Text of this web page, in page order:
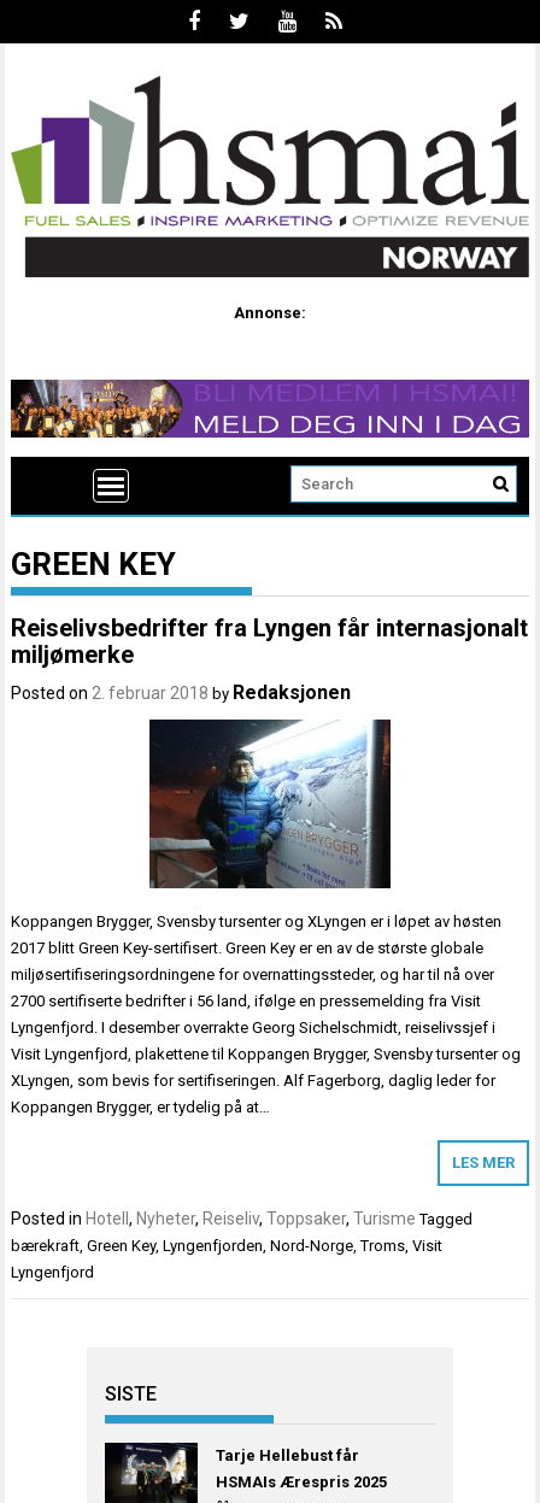
Annonse:
GREEN KEY
Reiselivsbedrifter fra Lyngen får internasjonalt
miljømerke
Posted on2. februar 2018 by Redaksjonen
Koppangen Brygger, Svensby tursenter og XLyngen er i løpet av høsten
2017 blitt Green Key-sertifisert. Green Key er en av de største globale
miljøsertifiseringsordningene for overnattingssteder, og har til nå over
2700 sertifiserte bedrifter i 56 land, ifølge en pressemelding fra Visit
Lyngenfjord. I desember overrakte Georg Sichelschmidt, reiselivssjef i
Visit Lyngenfjord, plakettene til Koppangen Brygger, Svensby tursenter og
XLyngen, som bevis for sertifiseringen. Alf Fagerborg, daglig leder for
Koppangen Brygger, er tydelig på at…
LES MER
Posted in Hotell, Nyheter, Reiseliv,Toppsaker,Turisme Tagged
bærekraft,Green Key,Lyngenfjorden,Nord-Norge,Troms,Visit
Lyngenfjord
SISTE
Tarje Hellebust får
HSMAIs Ærespris 2025